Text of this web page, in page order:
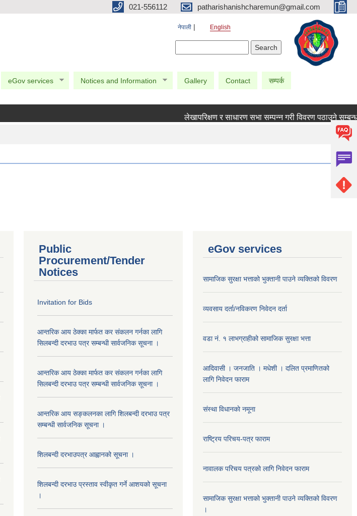
021-556112 patharishanishcharemun@gmail.com
नेपाली English
eGov services Notices and Information Gallery Contact सम्पर्क
लेखापरिक्षण र साधारण सभा सम्पन्न गरी विवरण पठाउने सम्बन्धमा
Public
Procurement/Tender
Notices
Invitation for Bids
आन्तरिक आय ठेक्का मार्फत कर संकलन गर्नका लागि
सिलबन्दी दरभाउ पत्र सम्बन्धी सार्वजनिक सूचना ।
आन्तरिक आय ठेक्का मार्फत कर संकलन गर्नका लागि
सिलबन्दी दरभाउ पत्र सम्बन्धी सार्वजनिक सूचना ।
आन्तरिक आय सङ्कलनका लागि शिलबन्दी दरभाउ पत्र
सम्बन्धी सार्वजनिक सूचना ।
शिलबन्दी दरभाउपत्र आह्वानको सूचना ।
शिलबन्दी दरभाउ प्रस्ताव स्वीकृत गर्ने आशयको सूचना
।
eGov services
सामाजिक सुरक्षा भत्ताको भुक्तानी पाउने व्यक्तिको विवरण
व्यवसाय दर्ता/नविकरण निवेदन दर्ता
वडा नं. १ लाभग्राहीको सामाजिक सुरक्षा भत्ता
आदिवासी । जनजाति । मधेशी । दलित प्रमाणितको
लागि निवेदन फाराम
संस्था विधानकाे नमूना
राष्ट्रिय परिचय-पत्र फाराम
नावालक परिचय पत्रको लागि निवेदन फाराम
सामाजिक सुरक्षा भत्ताको भुक्तानी पाउने व्यक्तिको विवरण
।